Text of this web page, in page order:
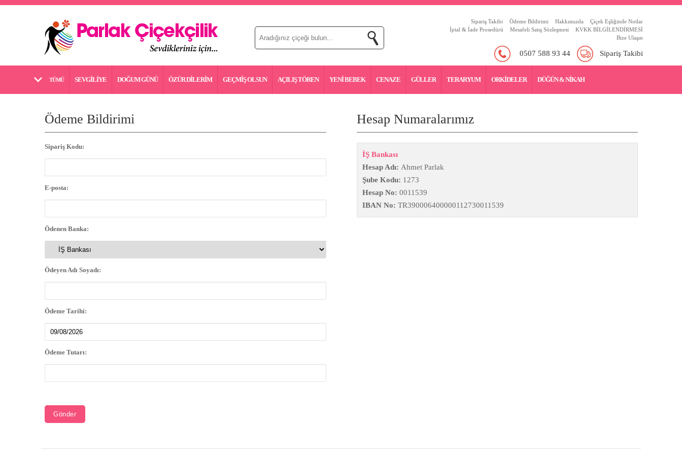
Sipariş Takibi Ödeme Bildirimi Hakkımızda
Çiçek Eşliğinde Notlar
İptal & İade Prosedürü
Mesafeli Satış Sözleşmesi
KVKK BİLGİLENDİRMESİ
Bize Ulaşın
0507 588 93 44 Sipariş Takibi
TÜMÜ SEVGİLİYE DOĞUM GÜNÜ ÖZÜR DİLERİM GEÇMİŞ OLSUN AÇILIŞ TÖREN YENİ BEBEK CENAZE GÜLLER TERARYUM ORKİDELER DÜĞÜN & NİKAH
Ödeme Bildirimi
Sipariş Kodu:
E-posta:
Ödenen Banka:
Ödeyen Adı Soyadı:
Ödeme Tarihi:
Ödeme Tutarı:
Hesap Numaralarımız
İŞ Bankası
Hesap Adı: Ahmet Parlak
Şube Kodu: 1273
Hesap No: 0011539
IBAN No: TR390006400000112730011539